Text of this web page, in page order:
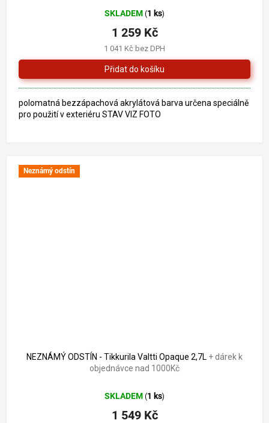
SKLADEM (1 ks)
1 041 Kč bez DPH
1 259 Kč
polomatná bezzápachová akrylátová barva určena speciálně
pro použití v exteriéru STAV VIZ FOTO
Neznámý odstín
NEZNÁMÝ ODSTÍN - Tikkurila Valtti Opaque 2,7L + dárek k
objednávce nad 1000Kč
SKLADEM (1 ks)
1 549 Kč